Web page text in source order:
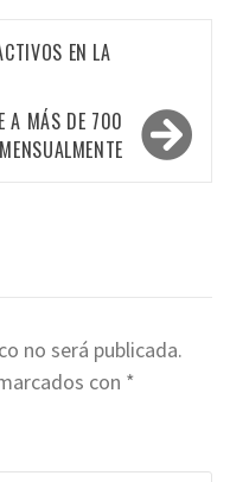
EN LA
A MÁS DE 700
no será publicada.
con *